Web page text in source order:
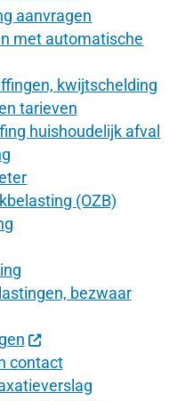
aanvragen
met automatische
kwijtschelding
tarieven
huishoudelijk afval
(OZB)
bezwaar
contact